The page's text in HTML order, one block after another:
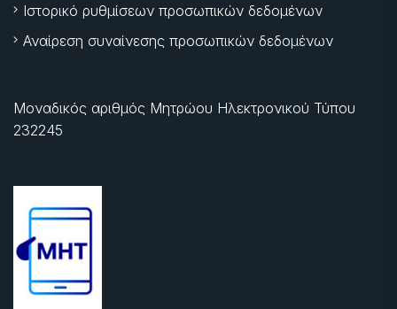
Ιστορικό ρυθμίσεων προσωπικών δεδομένων
Αναίρεση συναίνεσης προσωπικών δεδομένων
Μοναδικός αριθμός Μητρώου Ηλεκτρονικού Τύπου
232245